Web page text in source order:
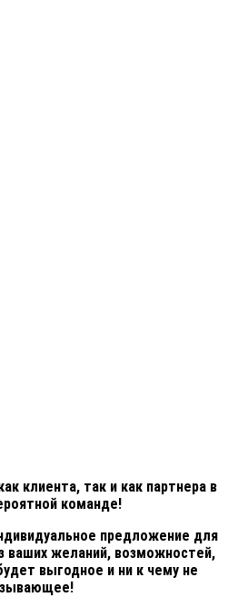
клиента, так и как партнера в
команде!
предложение для
ваших желаний, возможностей,
выгодное и ни к чему не